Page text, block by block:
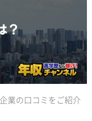
業の口コミをご紹介